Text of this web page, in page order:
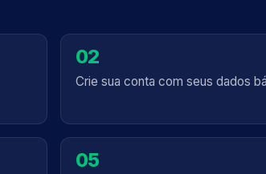
02
Crie sua conta com seus dados
05